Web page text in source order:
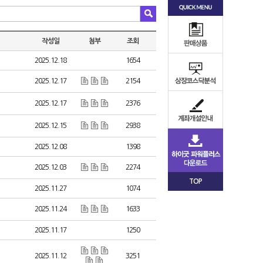
작성일 첨부 조회
2025.12.18 1654
2025.12.17 2154
2025.12.17 2376
2025.12.15 2938
2025.12.08 1398
2025.12.03 2274
2025.11.27 1074
2025.11.24 1633
2025.11.17 1250
2025.11.12 3251
TOP